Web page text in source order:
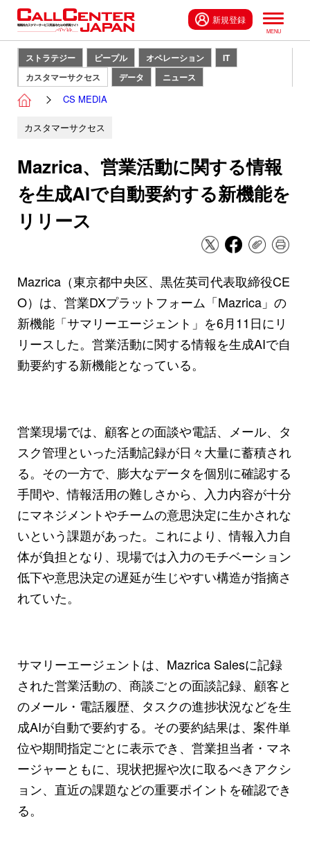
新規登録
ストラテジー ピープル オペレーション
IT
カスタマーサクセス
データ ニュース
CS MEDIA
カスタマーサクセス
Mazrica、営業活動に関する情報
を生成AIで自動要約する新機能を
リリース
Mazrica（東京都中央区、黒佐英司代表取締役CE
O）は、営業DXプラットフォーム「Mazrica」の
新機能「サマリーエージェント」を6月11日にリ
リースした。営業活動に関する情報を生成AIで自
動要約する新機能となっている。
営業現場では、顧客との面談や電話、メール、タ
スク管理といった活動記録が日々大量に蓄積され
る。その一方で、膨大なデータを個別に確認する
手間や、情報活用の難しさから、入力内容が十分
にマネジメントやチームの意思決定に生かされな
いという課題があった。これにより、情報入力自
体が負担となり、現場では入力のモチベーション
低下や意思決定の遅延が生じやすい構造が指摘さ
れていた。
サマリーエージェントは、Mazrica Salesに記録
された営業活動の、商談ごとの面談記録、顧客と
のメール・電話履歴、タスクの進捗状況などを生
成AIが自動で要約する。その要約結果は、案件単
位や期間指定ごとに表示でき、営業担当者・マネ
ージャーともに、現状把握や次に取るべきアクシ
ョン、直近の課題などの重要ポイントを確認でき
る。